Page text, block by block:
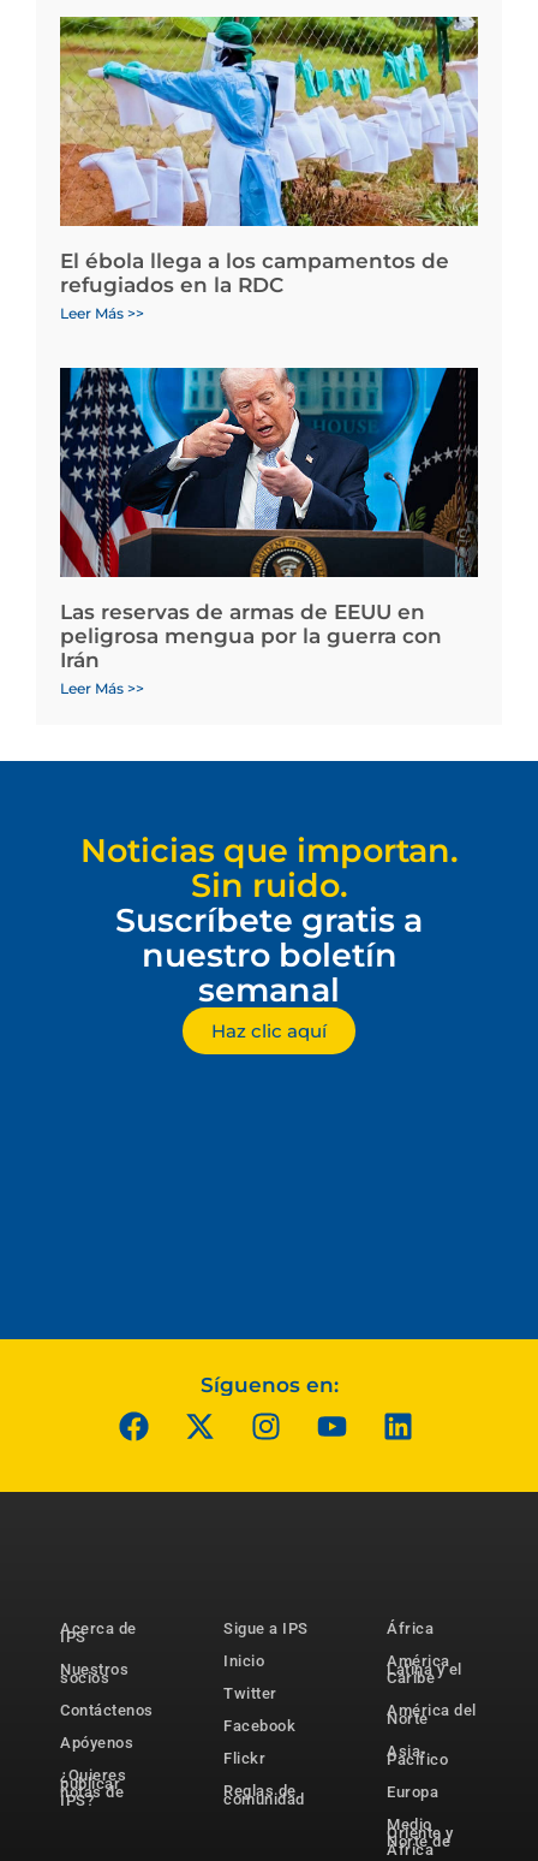
El ébola llega a los campamentos de
refugiados en la RDC
Leer Más >>
Las reservas de armas de EEUU en
peligrosa mengua por la guerra con
Irán
Leer Más >>
Noticias que importan.
Sin ruido.
Suscríbete gratis a
nuestro boletín
semanal
Haz clic aquí
Síguenos en:
Acerca de
IPS
Nuestros
socios
Contáctenos
Apóyenos
¿Quieres
publicar
notas de
IPS?
Sigue a IPS
Inicio
Twitter
Facebook
Flickr
Reglas de
comunidad
África
América
Latina y el
Caribe
América del
Norte
Asia-
Pacífico
Europa
Medio
Oriente y
Norte de
África